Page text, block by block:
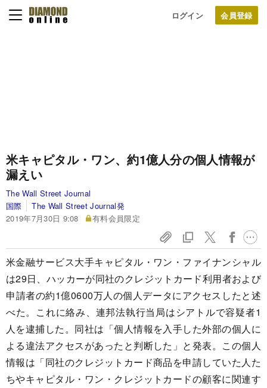
ログイン
米キャピタル・ワン、約1億人分の個人情報が
漏えい
The Wall Street Journal
国際
The Wall Street Journal発
2019年7月30日 9:08
有料会員限定
米金融サービス大手キャピタル・ワン・ファイナンシャル
は29日、ハッカーが同社のクレジットカード利用者および
申請者の約1億0600万人の個人データにアクセスしたと述
べた。これに絡み、連邦法執行当局はシアトルで容疑者1
人を逮捕した。同社は「個人情報を入手した外部の個人に
よる違法アクセスがあったと判断した」と発表。この個人
情報は「同社のクレジットカード商品を申請していた人た
ちやキャピタル・ワン・クレジットカードの顧客に関連す